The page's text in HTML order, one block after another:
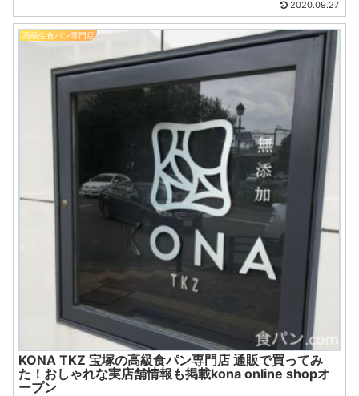
2020.09.27
高級生食パン専門店
KONA TKZ 宝塚の高級食パン専門店 通販で買ってみ
た！おしゃれな実店舗情報も掲載kona online shopオ
ープン